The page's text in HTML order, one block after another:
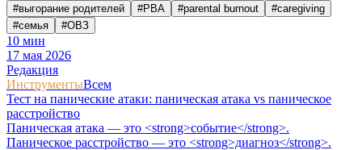
#выгорание родителей #PBA #parental burnout #caregiving
#семья #ОВЗ
10 мин
17 мая 2026
Редакция
ИнструментыВсем
Тест на панические атаки: паническая атака vs паническое
расстройство
Паническая атака — это <strong>событие</strong>.
Паническое расстройство — это <strong>диагноз</strong>.